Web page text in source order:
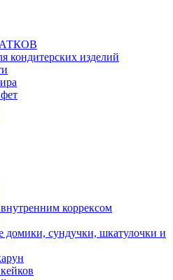
кондитерских изделий
коррексом
домики, сундучки, шкатулочки и